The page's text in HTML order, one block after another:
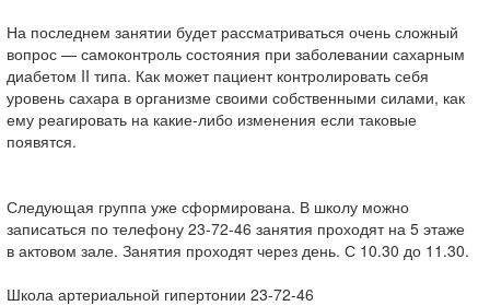
На последнем занятии будет рассматриваться очень сложный
вопрос — самоконтроль состояния при заболевании сахарным
диабетом II типа. Как может пациент контролировать себя
уровень сахара в организме своими собственными силами, как
ему реагировать на какие-либо изменения если таковые
появятся.
Следующая группа уже сформирована. В школу можно
записаться по телефону 23-72-46 занятия проходят на 5 этаже
в актовом зале. Занятия проходят через день. С 10.30 до 11.30.
Школа артериальной гипертонии 23-72-46